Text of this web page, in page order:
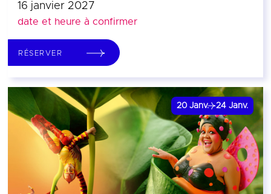
16 janvier 2027
date et heure à confirmer
RÉSERVER
20 Janv. 24 Janv.